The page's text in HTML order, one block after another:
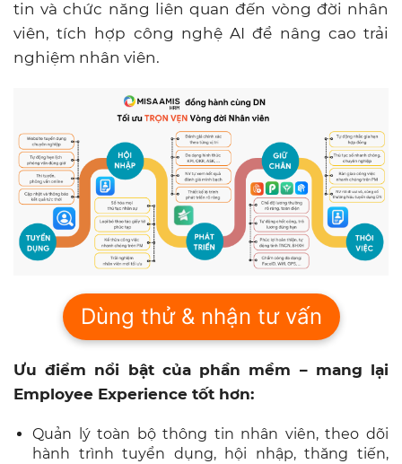
tin và chức năng liên quan đến vòng đời nhân
viên, tích hợp công nghệ AI để nâng cao trải
nghiệm nhân viên.
Dùng thử & nhận tư vấn
Ưu điểm nổi bật của phần mềm – mang lại
Employee Experience tốt hơn:
Quản lý toàn bộ thông tin nhân viên, theo dõi
hành trình tuyển dụng, hội nhập, thăng tiến,